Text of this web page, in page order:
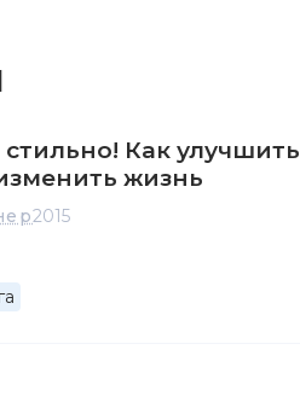
Как улучшить
жизнь
2015